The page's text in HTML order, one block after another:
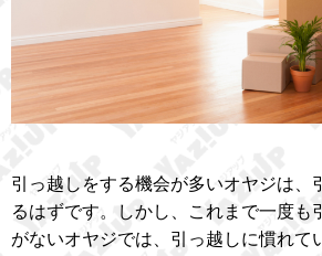
引っ越しをする機会が多いオヤジは、
るはずです。しかし、これまで一度も
がないオヤジでは、引っ越しに慣れて